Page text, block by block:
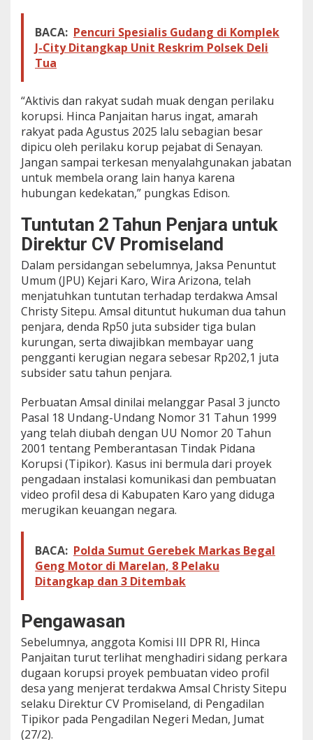
BACA: Pencuri Spesialis Gudang di Komplek
J-City Ditangkap Unit Reskrim Polsek Deli
Tua
“Aktivis dan rakyat sudah muak dengan perilaku
korupsi. Hinca Panjaitan harus ingat, amarah
rakyat pada Agustus 2025 lalu sebagian besar
dipicu oleh perilaku korup pejabat di Senayan.
Jangan sampai terkesan menyalahgunakan jabatan
untuk membela orang lain hanya karena
hubungan kedekatan,” pungkas Edison.
Tuntutan 2 Tahun Penjara untuk
Direktur CV Promiseland
Dalam persidangan sebelumnya, Jaksa Penuntut
Umum (JPU) Kejari Karo, Wira Arizona, telah
menjatuhkan tuntutan terhadap terdakwa Amsal
Christy Sitepu. Amsal dituntut hukuman dua tahun
penjara, denda Rp50 juta subsider tiga bulan
kurungan, serta diwajibkan membayar uang
pengganti kerugian negara sebesar Rp202,1 juta
subsider satu tahun penjara.
Perbuatan Amsal dinilai melanggar Pasal 3 juncto
Pasal 18 Undang-Undang Nomor 31 Tahun 1999
yang telah diubah dengan UU Nomor 20 Tahun
2001 tentang Pemberantasan Tindak Pidana
Korupsi (Tipikor). Kasus ini bermula dari proyek
pengadaan instalasi komunikasi dan pembuatan
video profil desa di Kabupaten Karo yang diduga
merugikan keuangan negara.
BACA: Polda Sumut Gerebek Markas Begal
Geng Motor di Marelan, 8 Pelaku
Ditangkap dan 3 Ditembak
Pengawasan
Sebelumnya, anggota Komisi III DPR RI, Hinca
Panjaitan turut terlihat menghadiri sidang perkara
dugaan korupsi proyek pembuatan video profil
desa yang menjerat terdakwa Amsal Christy Sitepu
selaku Direktur CV Promiseland, di Pengadilan
Tipikor pada Pengadilan Negeri Medan, Jumat
(27/2).